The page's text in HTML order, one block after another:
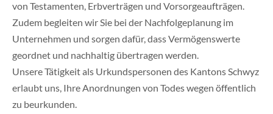
von Testamenten, Erbverträgen und Vorsorgeaufträgen.
Zudem begleiten wir Sie bei der Nachfolgeplanung im
Unternehmen und sorgen dafür, dass Vermögenswerte
geordnet und nachhaltig übertragen werden.
Unsere Tätigkeit als Urkundspersonen des Kantons Schwyz
erlaubt uns, Ihre Anordnungen von Todes wegen öffentlich
zu beurkunden.